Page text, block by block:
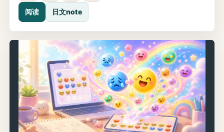
能实现」。而且是一个人就能完成。 无论是落地页、应
用程序，还是游戏。 不知不觉间，比起纠结「该怎么
做」，我花在思考「要做什么」上的时间变得更长了。
未来，是从对话开始起步的。 我开始学习教练技术，最
初是为了梳理自己的想法。一开始，与其说是想为谁提
供教练服务，不如说是
阅读 日文note